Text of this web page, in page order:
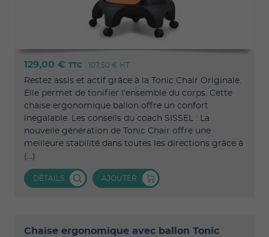
129,00 € TTC 107,50 € HT
Restez assis et actif grâce à la Tonic Chair Originale.
Elle permet de tonifier l’ensemble du corps. Cette
chaise ergonomique ballon offre un confort
inégalable. Les conseils du coach SISSEL : La
nouvelle génération de Tonic Chair offre une
meilleure stabilité dans toutes les directions grâce à
(...)
DÉTAILS AJOUTER
Chaise ergonomique avec ballon Tonic